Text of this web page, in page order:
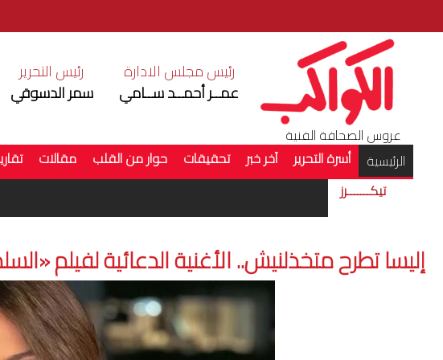
عروس الصحافة الفنية
رئيس مجلس الادارة
عمــر أحمــد ســامي
رئيس التحرير
سمر الدسوقي
الرئيسية أسرة التحرير آخر خبر تحقيقات حوار من القلب مقالات
تيكـــــــرز
إليسا تطرح متخذلنيش.. الأغنية الدعائية لفيلم «السلم